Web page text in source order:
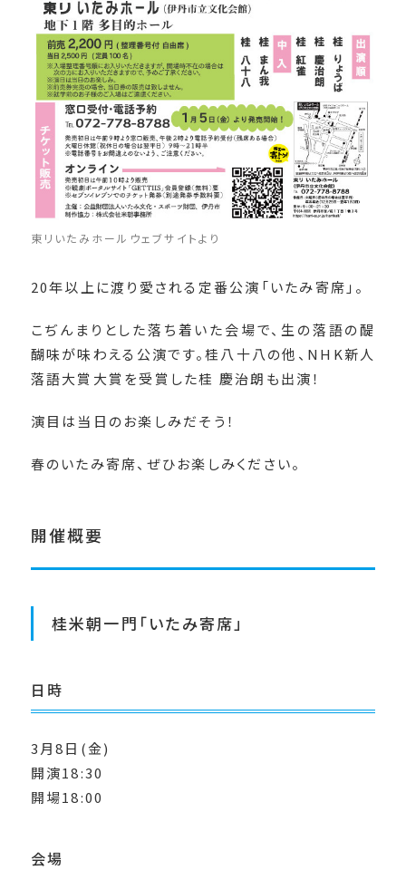
東リいたみホールウェブサイトより
20年以上に渡り愛される定番公演「いたみ寄席」。
こぢんまりとした落ち着いた会場で、生の落語の醍
醐味が味わえる公演です。桂八十八の他、NHK新人
落語大賞大賞を受賞した桂 慶治朗も出演！
演目は当日のお楽しみだそう！
春のいたみ寄席、ぜひお楽しみください。
開催概要
桂米朝一門「いたみ寄席」
日時
3月8日(金)
開演18:30
開場18:00
会場